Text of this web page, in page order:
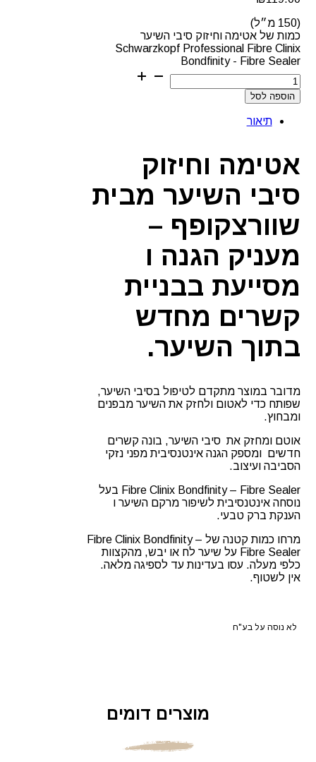
(150 מ״ל)
כמות של אטימה וחיזוק סיבי השיער
Schwarzkopf Professional Fibre Clinix
Bondfinity - Fibre Sealer
הוספה לסל
תיאור
אטימה וחיזוק
סיבי השיער מבית
שוורצקופף –
מעניק הגנה ו
מסייעת בבניית
קשרים מחדש
בתוך השיער.
מדובר במוצר מתקדם לטיפול בסיבי השיער,
שפותח כדי לאטום ולחזק את השיער מבפנים
ומבחוץ.
​אוטם ומחזק את סיבי השיער, בונה קשרים
חדשים ומספק ​הגנה אינטנסיבית מפני נזקי
הסביבה ועיצוב.
Fibre Clinix Bondfinity – Fibre Sealer בעל
נוסחה אינטנסיבית לשיפור מרקם השיער ו​
הענקת ברק טבעי.
מרחו כמות קטנה של Fibre Clinix Bondfinity –
Fibre Sealer על שיער לח או יבש, מהקצוות
כלפי מעלה. עסו בעדינות עד לספיגה מלאה.
אין לשטוף.
לא נוסה על בע"ח
מוצרים דומים